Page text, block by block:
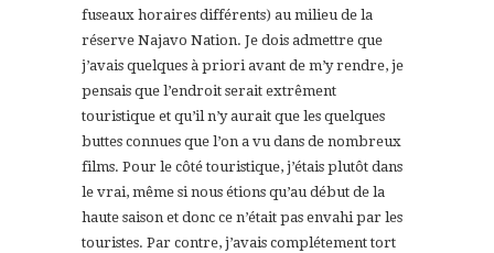
fuseaux horaires différents) au milieu de la
réserve Najavo Nation. Je dois admettre que
j’avais quelques à priori avant de m’y rendre, je
pensais que l’endroit serait extrêment
touristique et qu’il n’y aurait que les quelques
buttes connues que l’on a vu dans de nombreux
films. Pour le côté touristique, j’étais plutôt dans
le vrai, même si nous étions qu’au début de la
haute saison et donc ce n’était pas envahi par les
touristes. Par contre, j’avais complétement tort